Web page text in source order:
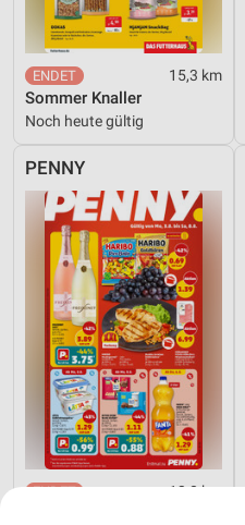
15,3 km
Sommer Knaller
Noch heute gültig
PENNY
13,8 km